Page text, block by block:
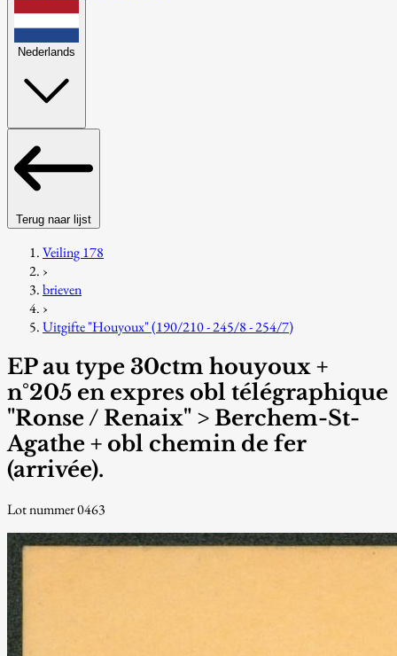
Nederlands
Terug naar lijst
Veiling 178
›
brieven
›
Uitgifte "Houyoux" (190/210 - 245/8 - 254/7)
EP au type 30ctm houyoux +
n°205 en expres obl télégraphique
"Ronse / Renaix" > Berchem-St-
Agathe + obl chemin de fer
(arrivée).
Lot nummer 0463